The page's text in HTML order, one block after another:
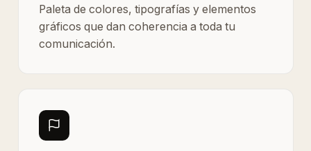
Paleta de colores, tipografías y elementos
gráficos que dan coherencia a toda tu
comunicación.